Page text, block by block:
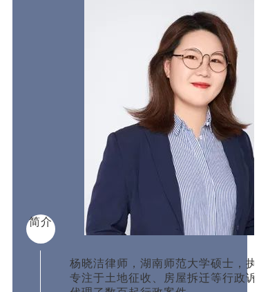
简介
杨晓洁律师，湖南师范大学硕士，执
专注于土地征收、房屋拆迁等行政诉